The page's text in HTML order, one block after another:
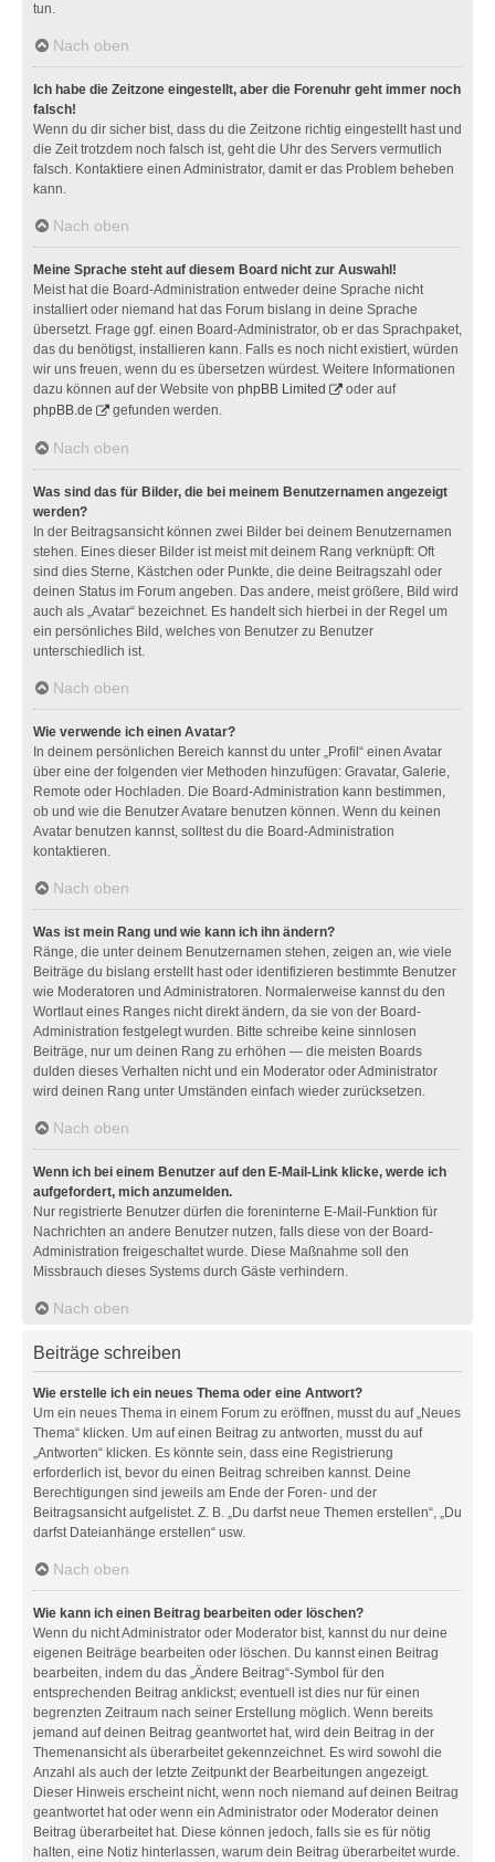
tun.
Nach oben
Ich habe die Zeitzone eingestellt, aber die Forenuhr geht immer noch
falsch!
Wenn du dir sicher bist, dass du die Zeitzone richtig eingestellt hast und
die Zeit trotzdem noch falsch ist, geht die Uhr des Servers vermutlich
falsch. Kontaktiere einen Administrator, damit er das Problem beheben
kann.
Nach oben
Meine Sprache steht auf diesem Board nicht zur Auswahl!
Meist hat die Board-Administration entweder deine Sprache nicht
installiert oder niemand hat das Forum bislang in deine Sprache
übersetzt. Frage ggf. einen Board-Administrator, ob er das Sprachpaket,
das du benötigst, installieren kann. Falls es noch nicht existiert, würden
wir uns freuen, wenn du es übersetzen würdest. Weitere Informationen
dazu können auf der Website von phpBB Limited
oder auf
phpBB.de
gefunden werden.
Nach oben
Was sind das für Bilder, die bei meinem Benutzernamen angezeigt
werden?
In der Beitragsansicht können zwei Bilder bei deinem Benutzernamen
stehen. Eines dieser Bilder ist meist mit deinem Rang verknüpft: Oft
sind dies Sterne, Kästchen oder Punkte, die deine Beitragszahl oder
deinen Status im Forum angeben. Das andere, meist größere, Bild wird
auch als „Avatar“ bezeichnet. Es handelt sich hierbei in der Regel um
ein persönliches Bild, welches von Benutzer zu Benutzer
unterschiedlich ist.
Nach oben
Wie verwende ich einen Avatar?
In deinem persönlichen Bereich kannst du unter „Profil“ einen Avatar
über eine der folgenden vier Methoden hinzufügen: Gravatar, Galerie,
Remote oder Hochladen. Die Board-Administration kann bestimmen,
ob und wie die Benutzer Avatare benutzen können. Wenn du keinen
Avatar benutzen kannst, solltest du die Board-Administration
kontaktieren.
Nach oben
Was ist mein Rang und wie kann ich ihn ändern?
Ränge, die unter deinem Benutzernamen stehen, zeigen an, wie viele
Beiträge du bislang erstellt hast oder identifizieren bestimmte Benutzer
wie Moderatoren und Administratoren. Normalerweise kannst du den
Wortlaut eines Ranges nicht direkt ändern, da sie von der Board-
Administration festgelegt wurden. Bitte schreibe keine sinnlosen
Beiträge, nur um deinen Rang zu erhöhen — die meisten Boards
dulden dieses Verhalten nicht und ein Moderator oder Administrator
wird deinen Rang unter Umständen einfach wieder zurücksetzen.
Nach oben
Wenn ich bei einem Benutzer auf den E-Mail-Link klicke, werde ich
aufgefordert, mich anzumelden.
Nur registrierte Benutzer dürfen die foreninterne E-Mail-Funktion für
Nachrichten an andere Benutzer nutzen, falls diese von der Board-
Administration freigeschaltet wurde. Diese Maßnahme soll den
Missbrauch dieses Systems durch Gäste verhindern.
Nach oben
Beiträge schreiben
Wie erstelle ich ein neues Thema oder eine Antwort?
Um ein neues Thema in einem Forum zu eröffnen, musst du auf „Neues
Thema“ klicken. Um auf einen Beitrag zu antworten, musst du auf
„Antworten“ klicken. Es könnte sein, dass eine Registrierung
erforderlich ist, bevor du einen Beitrag schreiben kannst. Deine
Berechtigungen sind jeweils am Ende der Foren- und der
Beitragsansicht aufgelistet. Z. B. „Du darfst neue Themen erstellen“, „Du
darfst Dateianhänge erstellen“ usw.
Nach oben
Wie kann ich einen Beitrag bearbeiten oder löschen?
Wenn du nicht Administrator oder Moderator bist, kannst du nur deine
eigenen Beiträge bearbeiten oder löschen. Du kannst einen Beitrag
bearbeiten, indem du das „Ändere Beitrag“-Symbol für den
entsprechenden Beitrag anklickst; eventuell ist dies nur für einen
begrenzten Zeitraum nach seiner Erstellung möglich. Wenn bereits
jemand auf deinen Beitrag geantwortet hat, wird dein Beitrag in der
Themenansicht als überarbeitet gekennzeichnet. Es wird sowohl die
Anzahl als auch der letzte Zeitpunkt der Bearbeitungen angezeigt.
Dieser Hinweis erscheint nicht, wenn noch niemand auf deinen Beitrag
geantwortet hat oder wenn ein Administrator oder Moderator deinen
Beitrag überarbeitet hat. Diese können jedoch, falls sie es für nötig
halten, eine Notiz hinterlassen, warum dein Beitrag überarbeitet wurde.